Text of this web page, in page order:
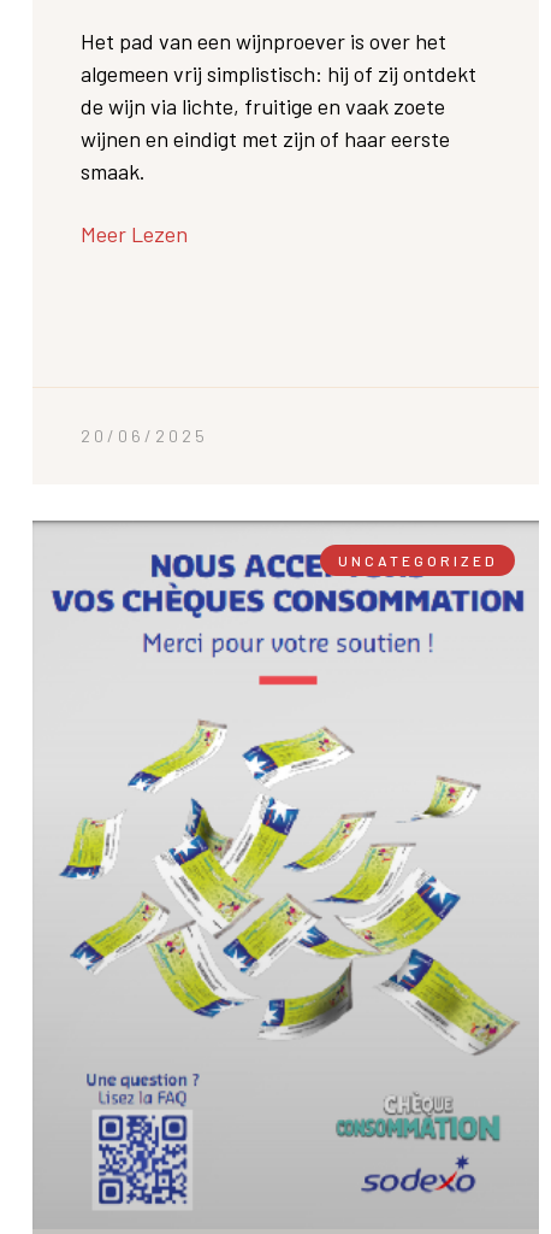
Het pad van een wijnproever is over het
algemeen vrij simplistisch: hij of zij ontdekt
de wijn via lichte, fruitige en vaak zoete
wijnen en eindigt met zijn of haar eerste
smaak.
Meer Lezen
20/06/2025
UNCATEGORIZED